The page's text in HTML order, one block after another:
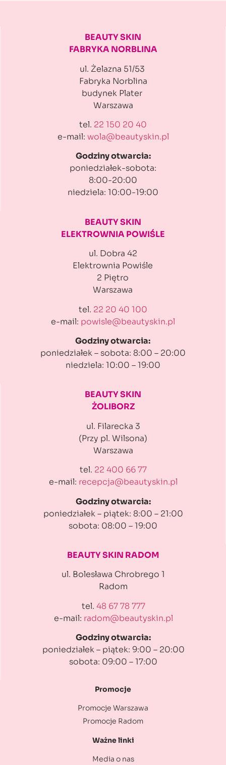
BEAUTY SKIN
FABRYKA NORBLINA
ul. Żelazna 51/53
Fabryka Norblina
budynek Plater
Warszawa
tel. 22 150 20 40
e-mail: wola@beautyskin.pl
Godziny otwarcia:
poniedziałek-sobota:
8:00-20:00
niedziela: 10:00-19:00
BEAUTY SKIN
ELEKTROWNIA POWIŚLE
ul. Dobra 42
Elektrownia Powiśle
2 Piętro
Warszawa
tel. 22 20 40 100
e-mail: powisle@beautyskin.pl
Godziny otwarcia:
poniedziałek – sobota: 8:00 – 20:00
niedziela: 10:00 – 19:00
BEAUTY SKIN
ŻOLIBORZ
ul. Filarecka 3
(Przy pl. Wilsona)
Warszawa
tel. 22 400 66 77
e-mail: recepcja@beautyskin.pl
Godziny otwarcia:
poniedziałek – piątek: 8:00 – 21:00
sobota: 08:00 – 19:00
BEAUTY SKIN RADOM
ul. Bolesława Chrobrego 1
Radom
tel. 48 67 78 777
e-mail: radom@beautyskin.pl
Godziny otwarcia:
poniedziałek – piątek: 9:00 – 20:00
sobota: 09:00 – 17:00
Promocje
Promocje Warszawa
Promocje Radom
Ważne linki
Media o nas